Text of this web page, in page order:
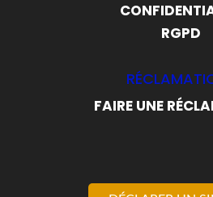
RGPD
FAIRE UNE